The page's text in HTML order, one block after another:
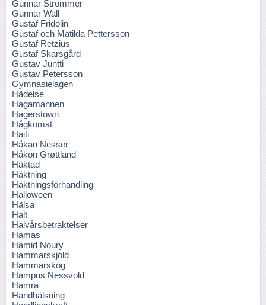
Gunnar Strömmer
Gunnar Wall
Gustaf Fridolin
Gustaf och Matilda Pettersson
Gustaf Retzius
Gustaf Skarsgård
Gustav Juntti
Gustav Petersson
Gymnasielagen
Hädelse
Hagamannen
Hagerstown
Hågkomst
Haiti
Håkan Nesser
Håkon Grøttland
Häktad
Häktning
Häktningsförhandling
Halloween
Hälsa
Halt
Halvårsbetraktelser
Hamas
Hamid Noury
Hammarskjöld
Hammarskog
Hampus Nessvold
Hamra
Handhälsning